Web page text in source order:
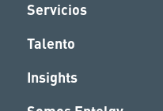
Servicios
Talento
Insights